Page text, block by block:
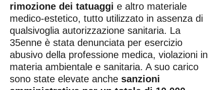
rimozione dei tatuaggi e altro materiale
medico-estetico, tutto utilizzato in assenza di
qualsivoglia autorizzazione sanitaria. La
35enne è stata denunciata per esercizio
abusivo della professione medica, violazioni in
materia ambientale e sanitaria. A suo carico
sono state elevate anche sanzioni